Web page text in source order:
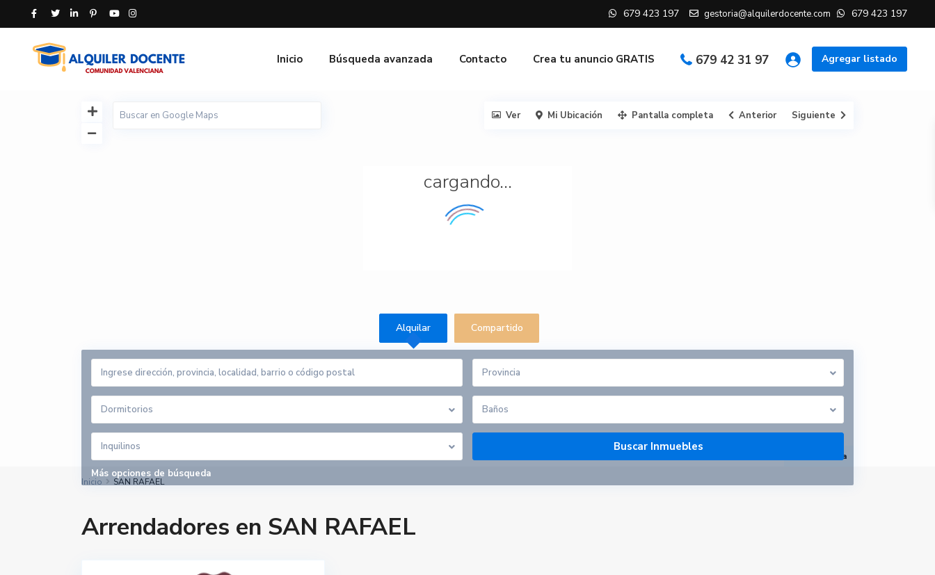
679 423 197 gestoria@alquilerdocente.com 679 423 197
Agregar listado
679 42 31 97
Inicio Búsqueda avanzada Contacto Crea tu anuncio GRATIS
cargando...
abrir mapa
Ver Mi Ubicación Pantalla completa Anterior Siguiente
Alquilar Compartido
Provincia
Dormitorios Baños
Inquilinos
Más opciones de búsqueda
Inicio SAN RAFAEL
Arrendadores en SAN RAFAEL